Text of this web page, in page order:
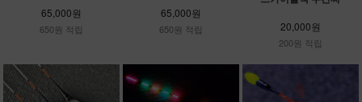
65,000원
650원 적립
65,000원
650원 적립 20,000원
200원 적립